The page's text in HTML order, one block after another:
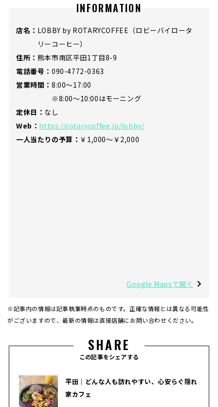
INFORMATION
店名： LOBBY by ROTARYCOFFEE（ロビーバイロータ
リーコーヒー）
住所： 熊本市南区平田1丁目8-9
電話番号： 090-4772-0363
営業時間： 8:00〜17:00
※8:00〜10:00はモーニング
定休日： なし
Web： https://rotarycoffee.jp/lobby/
一人当たりの予算： ￥1,000～￥2,000
Google Mapsで開く
※記事内の情報は記事執筆時点のものです。正確な情報とは異なる可能性
がございますので、最新の情報は直接店舗にお問い合わせください。
SHARE
この記事をシェアする
平田｜どんな人も訪れやすい、心安らぐ隠れ
家カフェ